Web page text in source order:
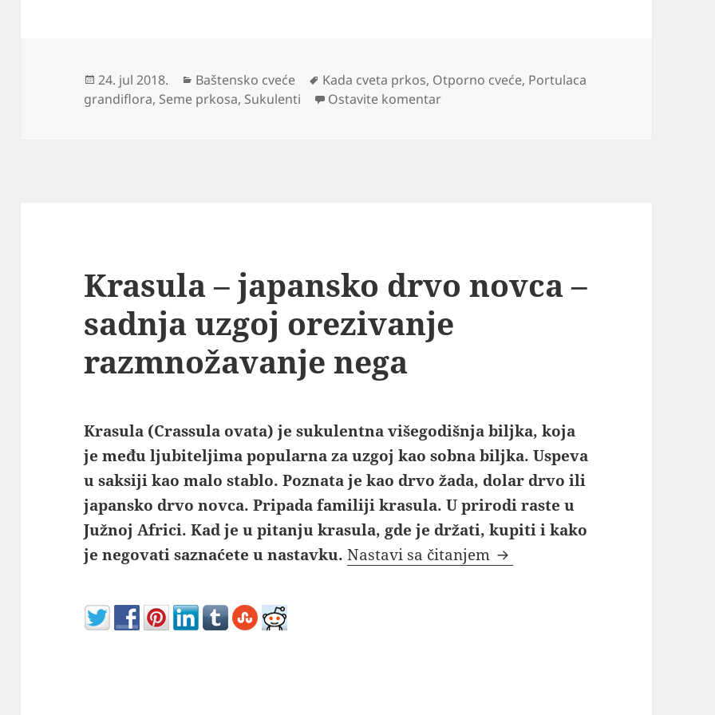
Objavljeno
24. jul 2018. Kategorije
Baštensko cveće Oznake
Kada cveta prkos, Otporno cveće, Portulaca
grandiflora, Seme prkosa, Sukulenti Ostavite komentarna Prkos cveće u saksiji i bašti – setva,
Krasula – japansko drvo novca –
sadnja uzgoj orezivanje
razmnožavanje nega
Krasula (Crassula ovata) je sukulentna višegodišnja biljka, koja
je među ljubiteljima popularna za uzgoj kao sobna biljka. Uspeva
u saksiji kao malo stablo. Poznata je kao drvo žada, dolar drvo ili
japansko drvo novca. Pripada familiji krasula. U prirodi raste u
Južnoj Africi. Kad je u pitanju krasula, gde je držati, kupiti i kako
je negovati saznaćete u nastavku. Nastavi sa čitanjem Krasula – japansko drvo